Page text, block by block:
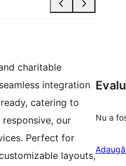
charitable
integration
catering to
our
Perfect for
layouts,
Nu a